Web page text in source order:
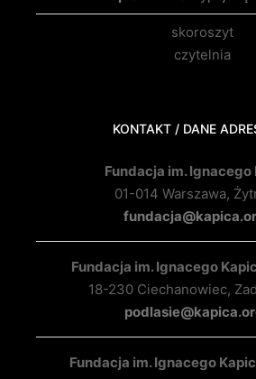
skoroszyt
czytelnia
KONTAKT / DANE
Fundacja im. Ignacego
01-014 Warszawa,
Fundacja im. Ignacego
18-230 Ciechanowiec,
Fundacja im. Ignacego